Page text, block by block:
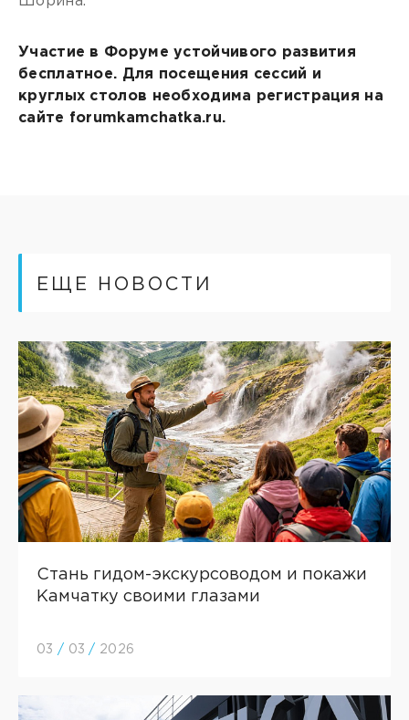
Участие в Форуме устойчивого развития
бесплатное. Для посещения сессий и
круглых столов необходима регистрация на
сайте forumkamchatka.ru.
ЕЩЕ НОВОСТИ
Стань гидом-экскурсоводом и покажи
Камчатку своими глазами
03 / 03 / 2026